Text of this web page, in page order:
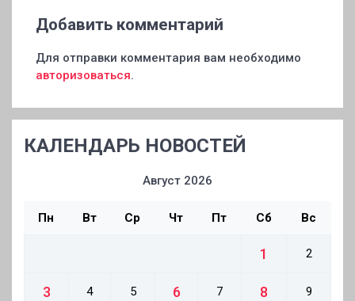
Добавить комментарий
Для отправки комментария вам необходимо
авторизоваться.
КАЛЕНДАРЬ НОВОСТЕЙ
Август 2026
Пн Вт Ср Чт Пт Сб Вс
1 2
3 4 5 6 7 8 9